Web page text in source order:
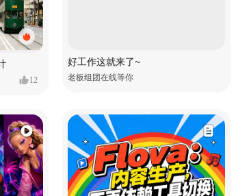
12
好工作这就来了~
老板组团在线等你